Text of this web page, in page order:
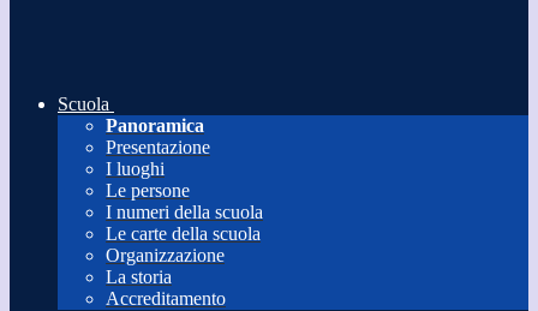
Scuola
Panoramica
Presentazione
I luoghi
Le persone
I numeri della scuola
Le carte della scuola
Organizzazione
La storia
Accreditamento